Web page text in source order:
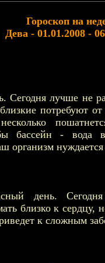
Гороскоп на
Дева - 01.01.2008 -
Сегодня лучше не
потребуют
бассейн - вода
организм нуждается
день.
близко к сердцу,
к сложным